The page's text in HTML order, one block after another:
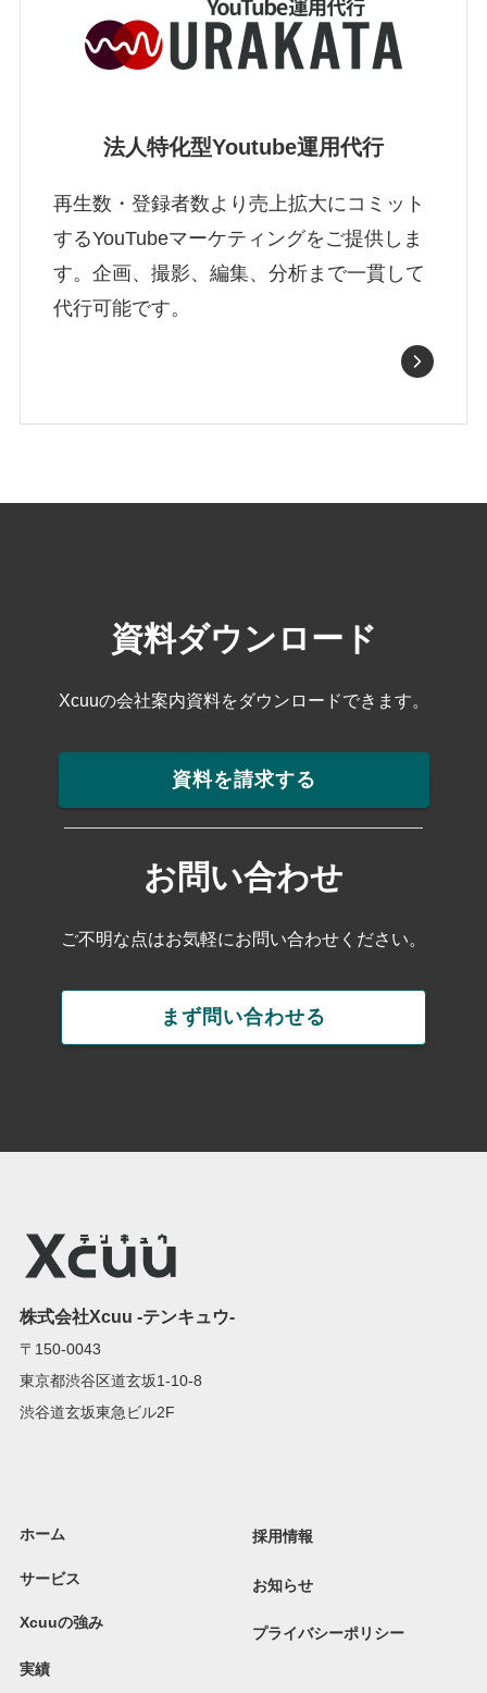
法人特化型Youtube運用代行
再生数・登録者数より売上拡大にコミット
するYouTubeマーケティングをご提供しま
す。企画、撮影、編集、分析まで一貫して
代行可能です。
資料ダウンロード
Xcuuの会社案内資料をダウンロードできます。
資料を請求する
お問い合わせ
ご不明な点はお気軽にお問い合わせください。
まず問い合わせる
株式会社Xcuu -テンキュウ-
〒150-0043
東京都渋谷区道玄坂1-10-8
渋谷道玄坂東急ビル2F
ホーム
サービス
Xcuuの強み
実績
採用情報
お知らせ
プライバシーポリシー